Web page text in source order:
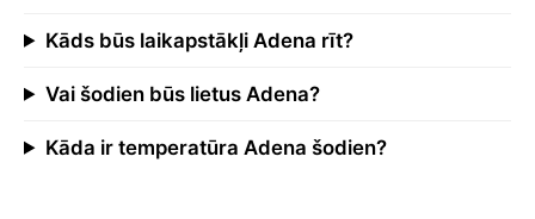
Kāds būs laikapstākļi Adena rīt?
Vai šodien būs lietus Adena?
Kāda ir temperatūra Adena šodien?